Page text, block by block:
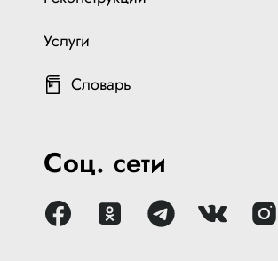
Услуги
Словарь
Соц. сети